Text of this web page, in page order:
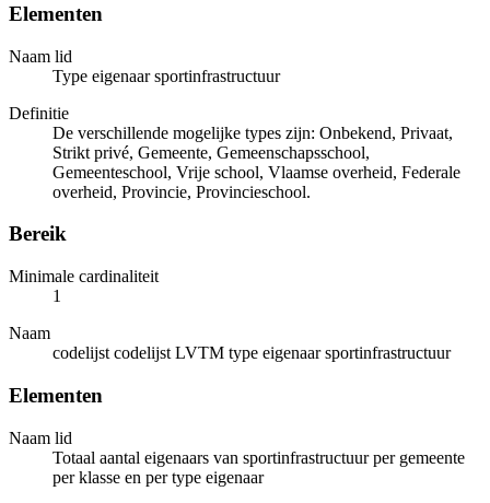
Elementen
Naam lid
Type eigenaar sportinfrastructuur
Definitie
De verschillende mogelijke types zijn: Onbekend, Privaat,
Strikt privé, Gemeente, Gemeenschapsschool,
Gemeenteschool, Vrije school, Vlaamse overheid, Federale
overheid, Provincie, Provincieschool.
Bereik
Minimale cardinaliteit
1
Naam
codelijst codelijst LVTM type eigenaar sportinfrastructuur
Elementen
Naam lid
Totaal aantal eigenaars van sportinfrastructuur per gemeente
per klasse en per type eigenaar